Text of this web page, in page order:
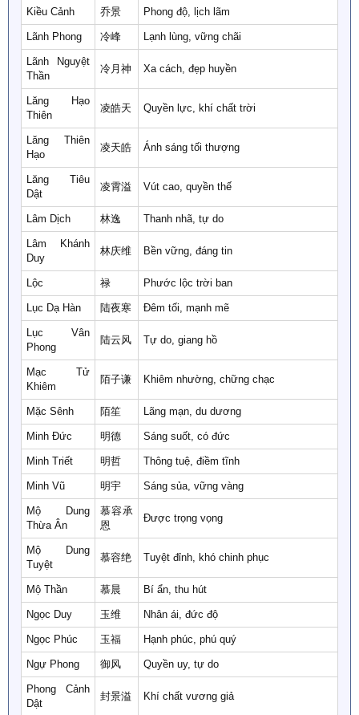
Kiều Cảnh 乔景 Phong độ, lịch lãm
Lãnh Phong 冷峰 Lạnh lùng, vững chãi
Lãnh Nguyệt
Thần
冷月神 Xa cách, đẹp huyền
Lăng Hạo
Thiên
凌皓天 Quyền lực, khí chất trời
Lăng Thiên
Hạo
凌天皓 Ánh sáng tối thượng
Lăng Tiêu
Dật
凌霄溢 Vút cao, quyền thế
Lâm Dịch 林逸 Thanh nhã, tự do
Lâm Khánh
Duy
林庆维 Bền vững, đáng tin
Lộc 禄 Phước lộc trời ban
Lục Dạ Hàn 陆夜寒 Đêm tối, mạnh mẽ
Lục Vân
Phong
陆云风 Tự do, giang hồ
Mạc Tử
Khiêm
陌子谦 Khiêm nhường, chững chạc
Mặc Sênh 陌笙 Lãng mạn, du dương
Minh Đức 明德 Sáng suốt, có đức
Minh Triết 明哲 Thông tuệ, điềm tĩnh
Minh Vũ 明宇 Sáng sủa, vững vàng
Mộ Dung
Thừa Ân
慕容承
恩
Được trọng vọng
Mộ Dung
Tuyệt
慕容绝 Tuyệt đỉnh, khó chinh phục
Mộ Thần 慕晨 Bí ẩn, thu hút
Ngọc Duy 玉维 Nhân ái, đức độ
Ngọc Phúc 玉福 Hạnh phúc, phú quý
Ngự Phong 御风 Quyền uy, tự do
Phong Cảnh
Dật
封景溢 Khí chất vương giả